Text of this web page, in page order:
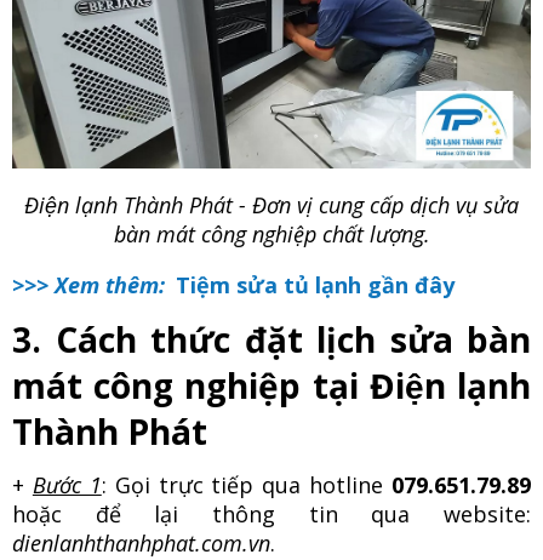
Điện lạnh Thành Phát - Đơn vị cung cấp dịch vụ sửa
bàn mát công nghiệp chất lượng.
>>> Xem thêm: Tiệm sửa tủ lạnh gần đây
3. Cách thức đặt lịch sửa bàn
mát công nghiệp tại Điện lạnh
Thành Phát
+ Bước 1: Gọi trực tiếp qua hotline 079.651.79.89
hoặc để lại thông tin qua website:
dienlanhthanhphat.com.vn.